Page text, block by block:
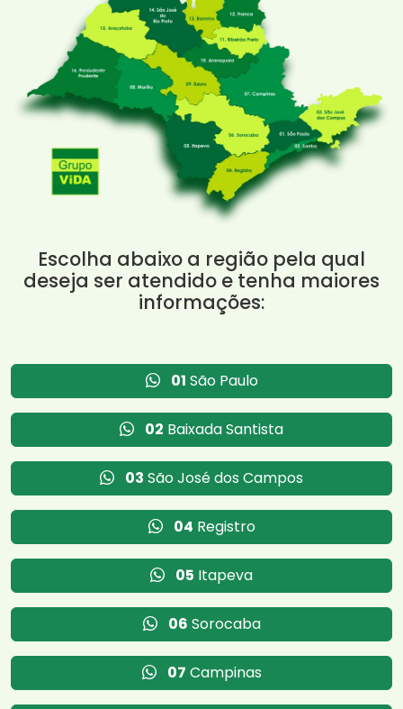
Escolha abaixo a região pela qual
deseja ser atendido e tenha maiores
informações:
01 São Paulo
02 Baixada Santista
03 São José dos Campos
04 Registro
05 Itapeva
06 Sorocaba
07 Campinas